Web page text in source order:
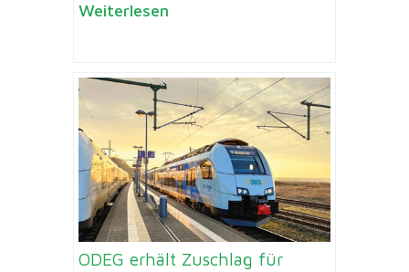
Weiterlesen
ODEG erhält Zuschlag für